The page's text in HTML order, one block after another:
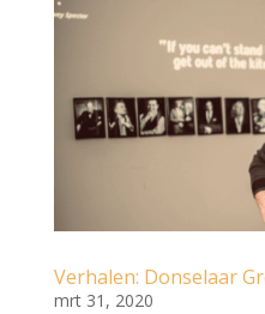
Verhalen: Donselaar
mrt 31, 2020